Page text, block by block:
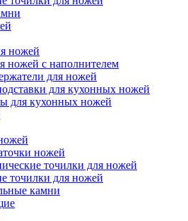
ножей
ножей с наполнителем
для ножей
для кухонных ножей
для кухонных ножей
ножей
точилки для ножей
точилки для ножей
камни